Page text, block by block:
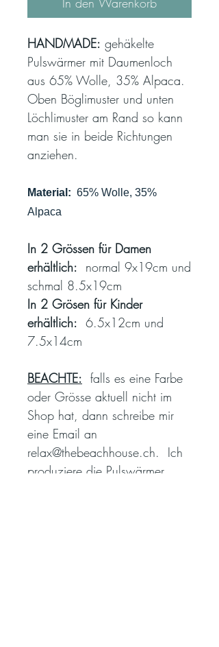
HANDMADE: gehäkelte
Pulswärmer mit Daumenloch
aus 65% Wolle, 35% Alpaca.
Oben Böglimuster und unten
Löchlimuster am Rand so kann
man sie in beide Richtungen
anziehen.
Material: 65% Wolle, 35%
Alpaca
In 2 Grössen für Damen
erhältlich: normal 9x19cm und
schmal 8.5x19cm
In 2 Grösen für Kinder
erhältlich: 6.5x12cm und
7.5x14cm
BEACHTE: falls es eine Farbe
oder Grösse aktuell nicht im
Shop hat, dann schreibe mir
eine Email an
relax@thebeachhouse.ch. Ich
produziere die Pulswärmer